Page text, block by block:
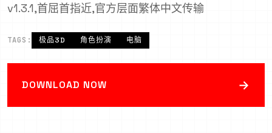
v1.3.1,首屈首指近,官方层面繁体中文传输
TAGS: 极品3D 角色扮演 电脑
DOWNLOAD NOW →